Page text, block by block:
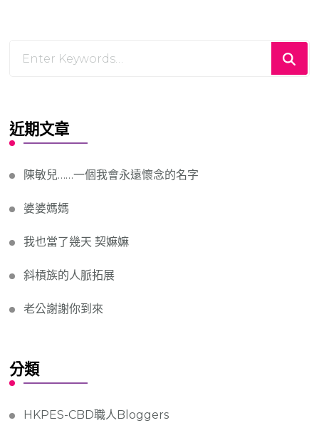
for
近期文章
陳敏兒……一個我會永遠懷念的名字
婆婆媽媽
我也當了幾天 契嫲嫲
斜槓族的人脈拓展
老公謝謝你到來
分類
HKPES-CBD職人Bloggers